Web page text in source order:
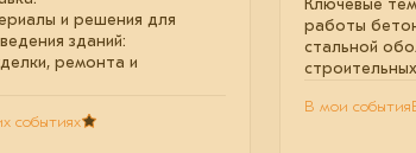
и решения для
зданий:
ремонта и
событиях
работы
стальной
В мои события